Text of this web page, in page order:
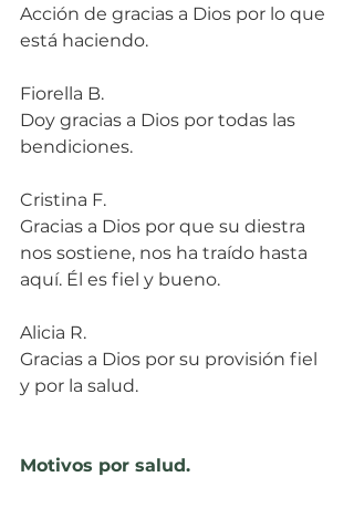
Acción de gracias a Dios por lo que
está haciendo.
Fiorella B.
Doy gracias a Dios por todas las
bendiciones.
Cristina F.
Gracias a Dios por que su diestra
nos sostiene, nos ha traído hasta
aquí. Él es fiel y bueno.
Alicia R.
Gracias a Dios por su provisión fiel
y por la salud.
Motivos por salud.